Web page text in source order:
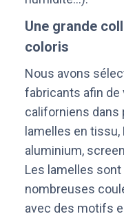
Une grande
coloris
Nous avons
fabricants afin
californiens dans
lamelles en tissu,
aluminium,
Les lamelles
nombreuses
avec des motifs